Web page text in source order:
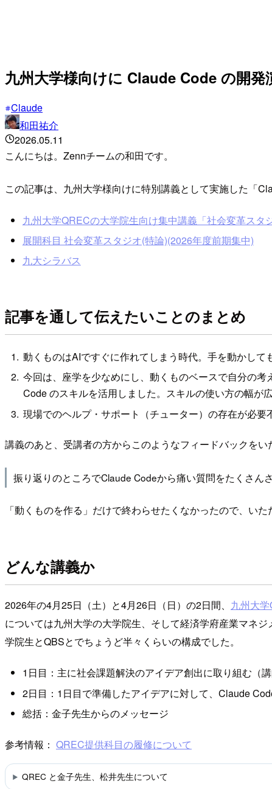
九州大学様向けに Claude Code の開発
Claude
和田祐介
2026.05.11
こんにちは。Zennチームの和田です。
この記事は、九州大学様向けに特別講義として実施した「
九州大学QRECの大学院生向け集中講義「社会変革スタ
展開科目 社会変革スタジオ(特論)(2026年度前期集中)
九大シラバス
記事を通して伝えたいことのまとめ
動くものはAIですぐに作れてしまう時代。手を動かし
今回は、座学を少なめにし、動くものベースで自分の
Code のスキルを活用しました。スキルの使い方の幅が
現場でのヘルプ・サポート（チューター）の存在が必要
講義のあと、受講者の方からこのようなフィードバックをい
振り返りのところでClaude Codeから痛い質問をたくさん
「動くものを作る」だけで終わらせたくなかったので、い
どんな講義か
2026年の4月25日（土）と4月26日（日）の2日間、 九州大
については九州大学の大学院生、そして経済学府産業マネ
学院生とQBSとでちょうど半々くらいの構成でした。
1日目：主に社会課題解決のアイデア創出に取り組む（
2日目：1日目で準備したアイデアに対して、Claude
総括：金子先生からのメッセージ
参考情報： QREC提供科目の履修について
QREC と金子先生、松井先生について